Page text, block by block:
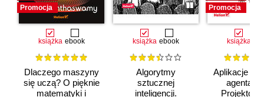
Promocja
książka ebook
Dlaczego maszyny
się uczą? O pięknie
matematyki i
książka ebook
Algorytmy
sztucznej
inteligencji.
Promocja
książka
Aplikacje
agentach